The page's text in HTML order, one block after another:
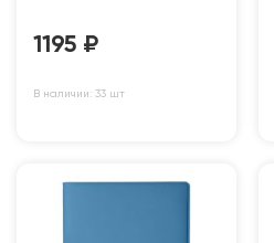
1195 ₽
В наличии: 33 шт